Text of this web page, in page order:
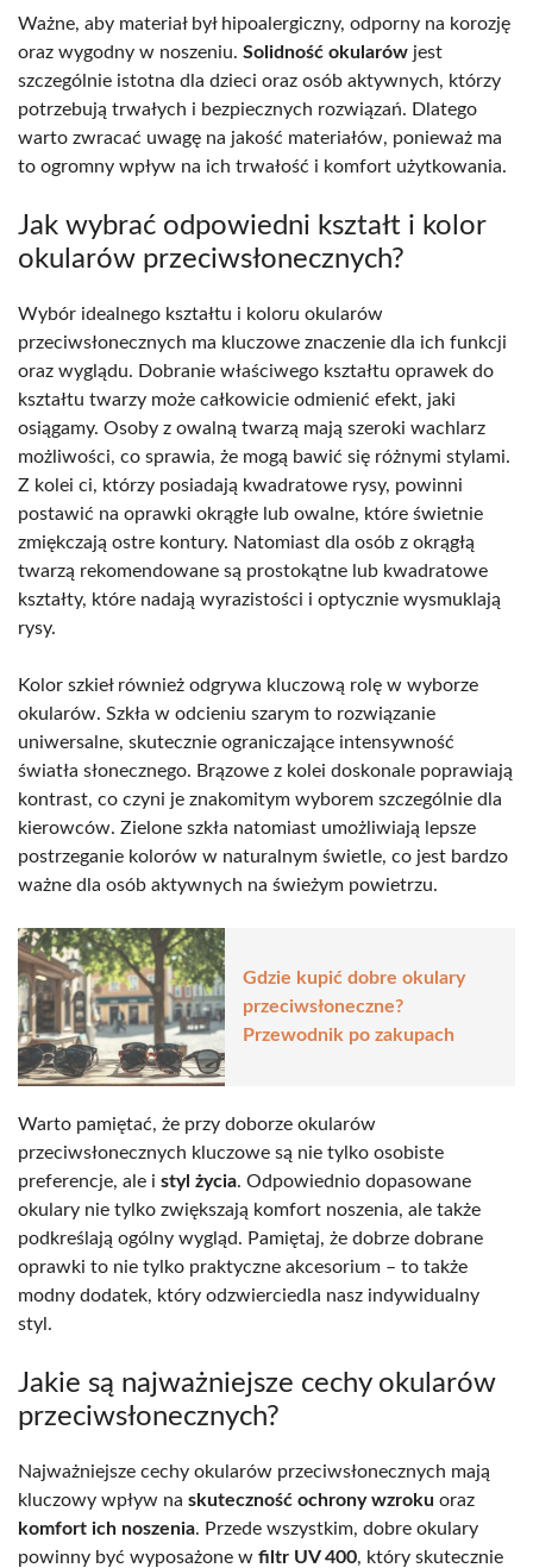
Ważne, aby materiał był hipoalergiczny, odporny na korozję
oraz wygodny w noszeniu. Solidność okularów jest
szczególnie istotna dla dzieci oraz osób aktywnych, którzy
potrzebują trwałych i bezpiecznych rozwiązań. Dlatego
warto zwracać uwagę na jakość materiałów, ponieważ ma
to ogromny wpływ na ich trwałość i komfort użytkowania.
Jak wybrać odpowiedni kształt i kolor
okularów przeciwsłonecznych?
Wybór idealnego kształtu i koloru okularów
przeciwsłonecznych ma kluczowe znaczenie dla ich funkcji
oraz wyglądu. Dobranie właściwego kształtu oprawek do
kształtu twarzy może całkowicie odmienić efekt, jaki
osiągamy. Osoby z owalną twarzą mają szeroki wachlarz
możliwości, co sprawia, że mogą bawić się różnymi stylami.
Z kolei ci, którzy posiadają kwadratowe rysy, powinni
postawić na oprawki okrągłe lub owalne, które świetnie
zmiękczają ostre kontury. Natomiast dla osób z okrągłą
twarzą rekomendowane są prostokątne lub kwadratowe
kształty, które nadają wyrazistości i optycznie wysmuklają
rysy.
Kolor szkieł również odgrywa kluczową rolę w wyborze
okularów. Szkła w odcieniu szarym to rozwiązanie
uniwersalne, skutecznie ograniczające intensywność
światła słonecznego. Brązowe z kolei doskonale poprawiają
kontrast, co czyni je znakomitym wyborem szczególnie dla
kierowców. Zielone szkła natomiast umożliwiają lepsze
postrzeganie kolorów w naturalnym świetle, co jest bardzo
ważne dla osób aktywnych na świeżym powietrzu.
Gdzie kupić dobre okulary
przeciwsłoneczne?
Przewodnik po zakupach
Warto pamiętać, że przy doborze okularów
przeciwsłonecznych kluczowe są nie tylko osobiste
preferencje, ale i styl życia. Odpowiednio dopasowane
okulary nie tylko zwiększają komfort noszenia, ale także
podkreślają ogólny wygląd. Pamiętaj, że dobrze dobrane
oprawki to nie tylko praktyczne akcesorium – to także
modny dodatek, który odzwierciedla nasz indywidualny
styl.
Jakie są najważniejsze cechy okularów
przeciwsłonecznych?
Najważniejsze cechy okularów przeciwsłonecznych mają
kluczowy wpływ na skuteczność ochrony wzroku oraz
komfort ich noszenia. Przede wszystkim, dobre okulary
powinny być wyposażone w filtr UV 400, który skutecznie